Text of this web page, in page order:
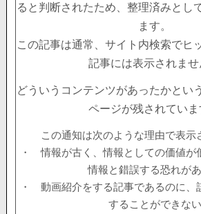
ると判断されたため、整理済みとし
ます。
この記事は通常、サイト内検索でヒ
記事には表示されませ
どういうコンテンツがあったかとい
ページが残されていま
この通知は次のような理由で表示
・ 情報が古く、情報としての価値が
情報と錯誤する恐れがあ
・ 動画紹介をする記事であるのに、
することができない